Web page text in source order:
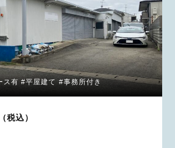
ス有 #平屋建て #事務所付き
（税込）